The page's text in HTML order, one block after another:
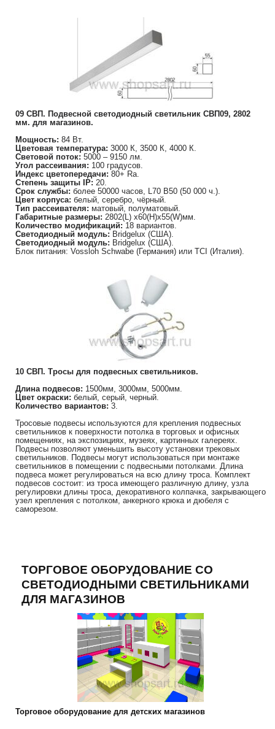
09 СВП. Подвесной светодиодный светильник СВП09, 2802
мм. для магазинов.
Мощность: 84 Вт.
Цветовая температура: 3000 К, 3500 К, 4000 К.
Световой поток: 5000 – 9150 лм.
Угол рассеивания: 100 градусов.
Индекс цветопередачи: 80+ Ra.
Степень защиты IP: 20.
Срок службы: более 50000 часов, L70 B50 (50 000 ч.).
Цвет корпуса: белый, серебро, чёрный.
Тип рассеивателя: матовый, полуматовый.
Габаритные размеры: 2802(L) х60(H)х55(W)мм.
Количество модификаций: 18 вариантов.
Светодиодный модуль: Bridgelux (США).
Светодиодный модуль: Bridgelux (США).
Блок питания: Vossloh Schwabe (Германия) или TCI (Италия).
10 СВП. Тросы для подвесных светильников.
Длина подвесов: 1500мм, 3000мм, 5000мм.
Цвет окраски: белый, серый, черный.
Количество вариантов: 3.
Тросовые подвесы используются для крепления подвесных
светильников к поверхности потолка в торговых и офисных
помещениях, на экспозициях, музеях, картинных галереях.
Подвесы позволяют уменьшить высоту установки трековых
светильников. Подвесы могут использоваться при монтаже
светильников в помещении с подвесными потолками. Длина
подвеса может регулироваться на всю длину троса. Комплект
подвесов состоит: из троса имеющего различную длину, узла
регулировки длины троса, декоративного колпачка, закрывающего
узел крепления с потолком, анкерного крюка и дюбеля с
саморезом.
ТОРГОВОЕ ОБОРУДОВАНИЕ СО
СВЕТОДИОДНЫМИ СВЕТИЛЬНИКАМИ
ДЛЯ МАГАЗИНОВ
Торговое оборудование для детских магазинов